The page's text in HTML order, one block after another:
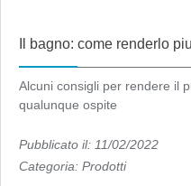
Il bagno: come renderlo
Alcuni consigli per rendere il
qualunque ospite
Pubblicato il: 11/02/2022
Categoria: Prodotti